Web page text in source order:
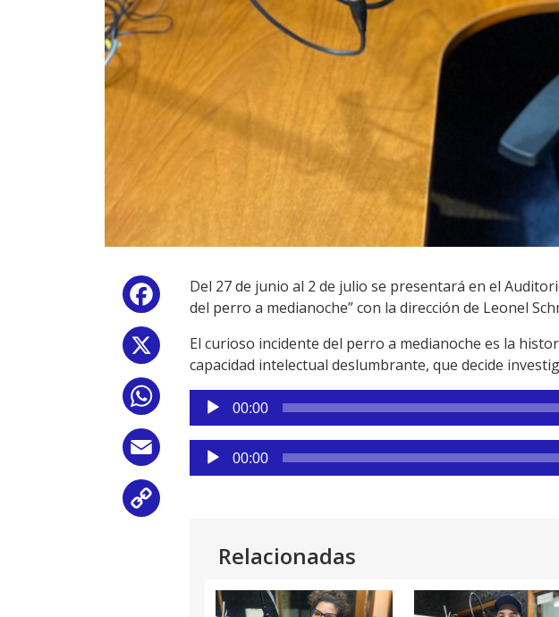
Facebook
WhatsApp
Del 27 de junio al 2 de julio se presentará en el
del perro a medianoche” con la dirección de Leonel
El curioso incidente del perro a medianoche es la
capacidad intelectual deslumbrante, que decide
Reproductor
de
audio
00:00
Reproductor
de
00:00
Relacionadas